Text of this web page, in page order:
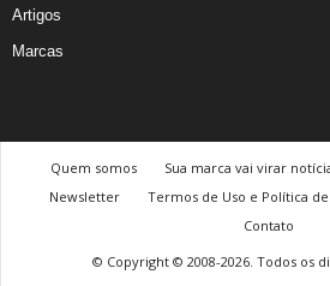
Artigos
Marcas
Quem somos Sua marca vai virar
Newsletter
Termos de Uso e Política
Contato
© Copyright © 2008-2026. Todos os